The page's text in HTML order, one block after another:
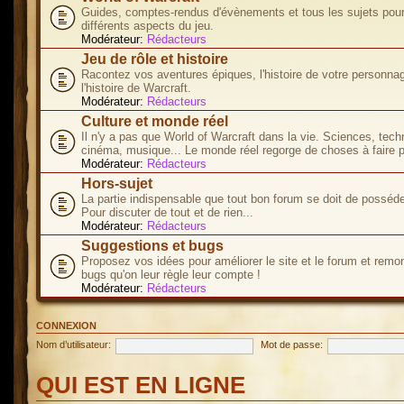
Guides, comptes-rendus d'évènements et tous les sujets
différents aspects du jeu.
Modérateur: Rédacteurs
Jeu de rôle et histoire
Racontez vos aventures épiques, l'histoire de votre
l'histoire de Warcraft.
Modérateur: Rédacteurs
Culture et monde réel
Il n'y a pas que World of Warcraft dans la vie. Sciences,
cinéma, musique... Le monde réel regorge de choses à faire
Modérateur: Rédacteurs
Hors-sujet
La partie indispensable que tout bon forum se doit de
Pour discuter de tout et de rien...
Modérateur: Rédacteurs
Suggestions et bugs
Proposez vos idées pour améliorer le site et le forum et
bugs qu'on leur règle leur compte !
Modérateur: Rédacteurs
CONNEXION
Nom d’utilisateur:
Mot de passe:
QUI EST EN LIGNE